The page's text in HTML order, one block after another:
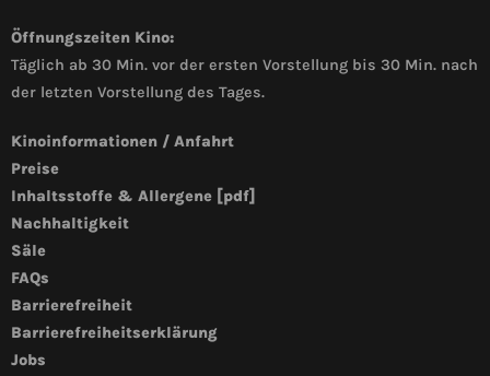
Öffnungszeiten Kino:
Täglich ab 30 Min. vor der ersten Vorstellung bis 30 Min. nach
der letzten Vorstellung des Tages.
Kinoinformationen / Anfahrt
Preise
Inhaltsstoffe & Allergene [pdf]
Nachhaltigkeit
Säle
FAQs
Barrierefreiheit
Barrierefreiheitserklärung
Jobs